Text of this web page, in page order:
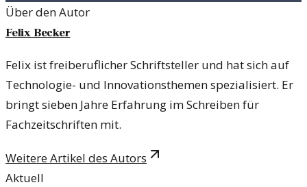
Über den Autor
Felix Becker
Felix ist freiberuflicher Schriftsteller und hat sich auf
Technologie- und Innovationsthemen spezialisiert. Er
bringt sieben Jahre Erfahrung im Schreiben für
Fachzeitschriften mit.
Weitere Artikel des Autors
Aktuell